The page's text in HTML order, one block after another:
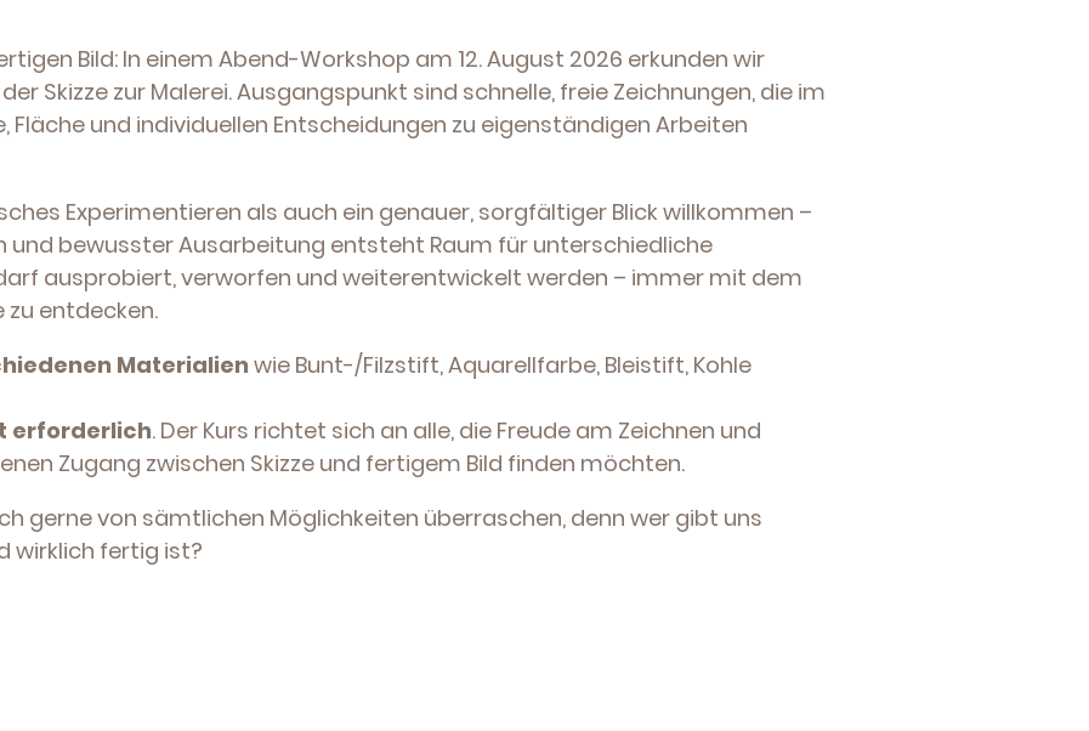
Bild: In einem Abend-Workshop am 12. August 2026 erkunden wir
Skizze zur Malerei. Ausgangspunkt sind schnelle, freie Zeichnungen, die im
Fläche und individuellen Entscheidungen zu eigenständigen Arbeiten
Experimentieren als auch ein genauer, sorgfältiger Blick willkommen –
und bewusster Ausarbeitung entsteht Raum für unterschiedliche
ausprobiert, verworfen und weiterentwickelt werden – immer mit dem
zu entdecken.
Materialienwie Bunt-/Filzstift, Aquarellfarbe, Bleistift, Kohle
erforderlich. Der Kurs richtet sich an alle, die Freude am Zeichnen und
Zugang zwischen Skizze und fertigem Bild finden möchten.
gerne von sämtlichen Möglichkeiten überraschen, denn wer gibt uns
wirklich fertig ist?